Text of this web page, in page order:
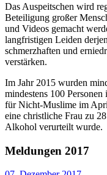
Das Auspeitschen wird
Beteiligung großer
und Videos gemacht
langfristigen Leiden
schmerzhaften und
verstärken.
Im Jahr 2015 wurden
mindestens 100
für Nicht-Muslime im
eine christliche Frau zu
Alkohol verurteilt wurde.
Meldungen 2017